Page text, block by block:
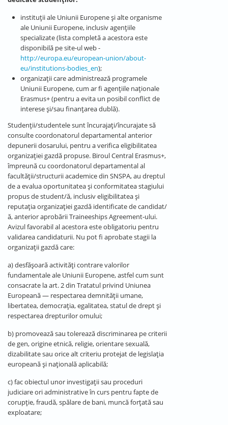
instituții ale Uniunii Europene și alte organisme
ale Uniunii Europene, inclusiv agențiile
specializate (lista completă a acestora este
disponibilă pe site-ul web -
http://europa.eu/european-union/about-
eu/institutions-bodies_en);
organizații care administrează programele
Uniunii Europene, cum ar fi agențiile naționale
Erasmus+ (pentru a evita un posibil conflict de
interese și/sau finanțarea dublă).
Studenții/studentele sunt încurajați/încurajate să
consulte coordonatorul departamental anterior
depunerii dosarului, pentru a verifica eligibilitatea
organizației gazdă propuse. Biroul Central Erasmus+,
împreună cu coordonatorul departamental al
facultății/structurii academice din SNSPA, au dreptul
de a evalua oportunitatea și conformitatea stagiului
propus de student/ă, inclusiv eligibilitatea și
reputația organizației gazdă identificate de candidat/
ă, anterior aprobării Traineeships Agreement-ului.
Avizul favorabil al acestora este obligatoriu pentru
validarea candidaturii. Nu pot fi aprobate stagii la
organizații gazdă care:
a) desfășoară activități contrare valorilor
fundamentale ale Uniunii Europene, astfel cum sunt
consacrate la art. 2 din Tratatul privind Uniunea
Europeană — respectarea demnității umane,
libertatea, democrația, egalitatea, statul de drept și
respectarea drepturilor omului;
b) promovează sau tolerează discriminarea pe criterii
de gen, origine etnică, religie, orientare sexuală,
dizabilitate sau orice alt criteriu protejat de legislația
europeană și națională aplicabilă;
c) fac obiectul unor investigații sau proceduri
judiciare ori administrative în curs pentru fapte de
corupție, fraudă, spălare de bani, muncă forțată sau
exploatare;